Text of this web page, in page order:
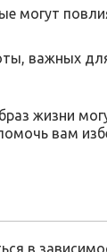
могут
важных
жизни
вам
в